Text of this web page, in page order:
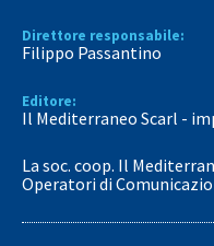
Direttore responsabile:
Filippo Passantino
Editore:
Il Mediterraneo Scarl -
La soc. coop. Il
Operatori di